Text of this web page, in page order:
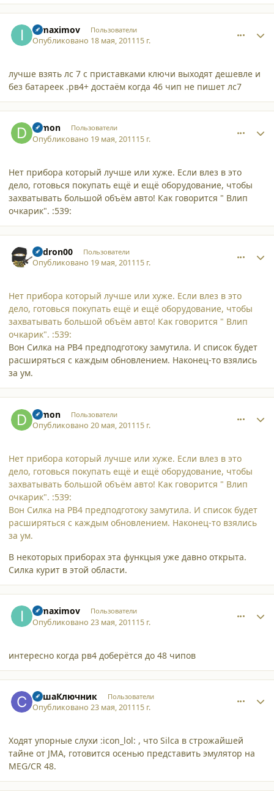
ipmaximov Пользователи
Опубликовано 18 мая, 201115 г.
лучше взять лс 7 с приставками ключи выходят дешевле и
без батареек .рв4+ достаём когда 46 чип не пишет лс7
Dimon Пользователи
Опубликовано 19 мая, 201115 г.
Нет прибора который лучше или хуже. Если влез в это
дело, готовься покупать ещё и ещё оборудование, чтобы
захватывать большой объём авто! Как говорится " Влип
очкарик". :539:
andron00 Пользователи
Опубликовано 19 мая, 201115 г.
Нет прибора который лучше или хуже. Если влез в это
дело, готовься покупать ещё и ещё оборудование, чтобы
захватывать большой объём авто! Как говорится " Влип
очкарик". :539:
Вон Силка на РВ4 предподготоку замутила. И список будет
расширяться с каждым обновлением. Наконец-то взялись
за ум.
Dimon Пользователи
Опубликовано20 мая, 201115 г.
Нет прибора который лучше или хуже. Если влез в это
дело, готовься покупать ещё и ещё оборудование, чтобы
захватывать большой объём авто! Как говорится " Влип
очкарик". :539:
Вон Силка на РВ4 предподготоку замутила. И список будет
расширяться с каждым обновлением. Наконец-то взялись
за ум.
В некоторых приборах эта функцыя уже давно открыта.
Силка курит в этой области.
ipmaximov Пользователи
Опубликовано23 мая, 201115 г.
интересно когда рв4 доберётся до 48 чипов
СашаКлючник Пользователи
Опубликовано23 мая, 201115 г.
Ходят упорные слухи :icon_lol: , что Silca в строжайшей
тайне от JMA, готовится осенью представить эмулятор на
MEG/CR 48.